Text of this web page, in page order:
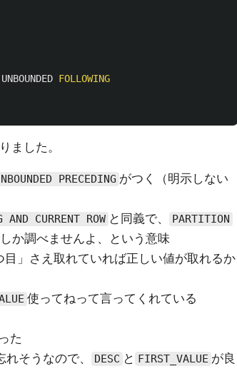
UNBOUNDED FOLLOWING
ました。
PRECEDING がつく（明示しない
AND CURRENT ROW と同義で、 PARTITION
か調べませんよ、という意味
目」さえ取れていれば正しい値が取れるか
使ってねって言ってくれている
た
そうなので、
DESC と FIRST_VALUE が良